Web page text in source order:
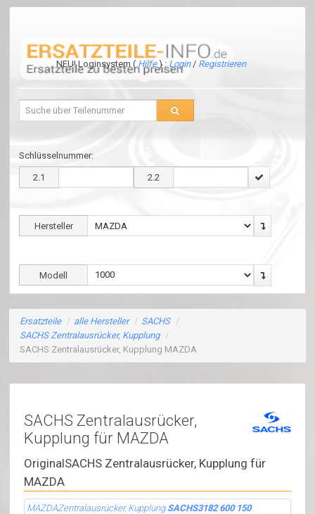
NEU! Loginsystem (Hilfe) :Login/ Registrieren
Schlüsselnummer:
2.1 2.2
Hersteller
Modell
Ersatzteile / alle Hersteller / SACHS /
SACHS Zentralausrücker, Kupplung /
SACHS Zentralausrücker, Kupplung MAZDA
SACHS Zentralausrücker,
Kupplung für MAZDA
OriginalSACHS Zentralausrücker, Kupplung für
MAZDA
MAZDAZentralausrücker, Kupplung SACHS3182 600 150